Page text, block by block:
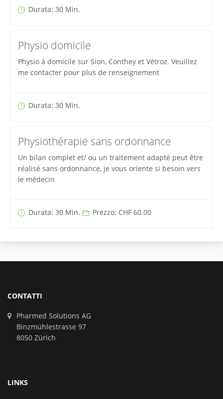
Durata: 30 Min.
Physio domicile
Physio à domicile sur Sion, Conthey et Vétroz. Veuillez
me contacter pour plus de renseignement
Durata: 30 Min.
Physiothérapie sans ordonnance
Un bilan complet et/ ou un traitement adapté peut être
réalisé sans ordonnance, je vous oriente si besoin vers
le médecin
Durata: 30 Min. Prezzo: CHF 60.00
CONTATTI
Pharmed Solutions AG
Binzmühlestrasse 97
8050 Zürich
LINKS